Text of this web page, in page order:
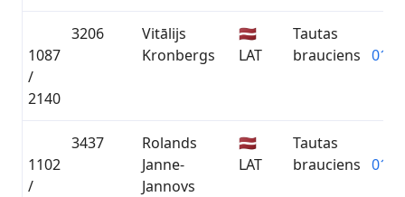
1087
/
2140
3206
Vitālijs
Kronbergs
🇱🇻
LAT
Tautas
brauciens
1102
/
3437
Rolands
Janne-
Jannovs
🇱🇻
LAT
Tautas
brauciens